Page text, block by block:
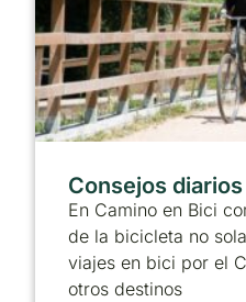
Consejos
En Camino en Bici
de la bicicleta no
viajes en bici por el
otros destinos